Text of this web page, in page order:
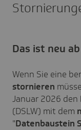
Das ist neu
Wenn Sie eine
stornieren
Januar 2026 den
(DSLW) mit dem
"Datenbaustein